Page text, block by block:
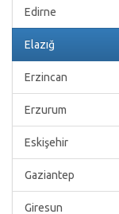
Edirne
Elazığ
Erzincan
Erzurum
Eskişehir
Gaziantep
Giresun